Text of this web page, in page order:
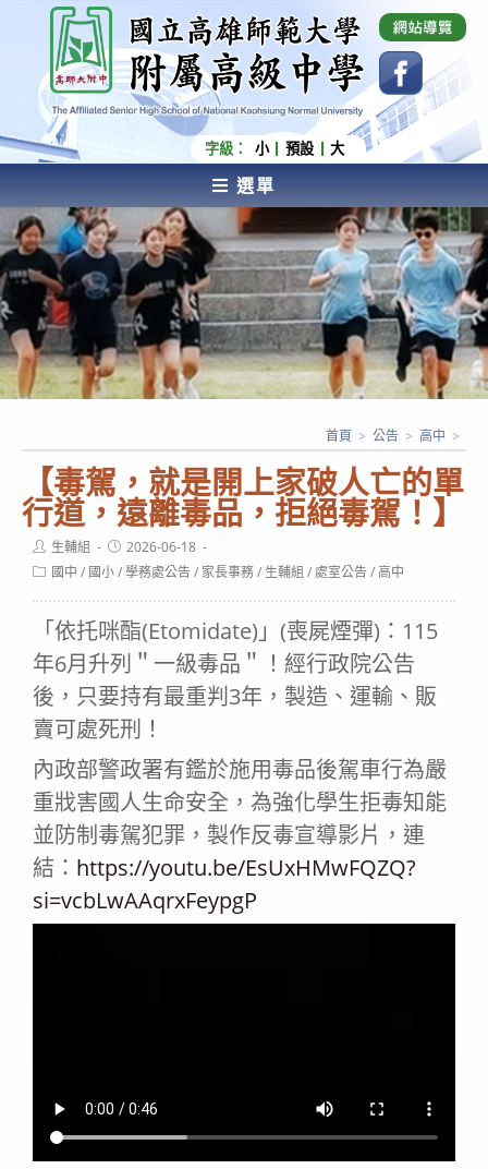
內
容
國立高雄師範大學附屬高級中學 Affiliated Senior
High School of National Kaohsiung Normal
University
字級： 小 預設 大
選單
AFFILIATED SENIOR HIGH SCHOOL OF NATIONAL
KAOHSIUNG NORMAL UNIVERSITY
【毒駕，就是開上家破人亡的單
行道，遠離毒品，拒絕毒駕！】
首頁 > 公告 > 高中 >
Post
author:
生輔組
Post
published:
2026-06-18
Post國中 / 國小/學務處公告/ 家長事務/ 生輔組 /處室公告/高中
「依托咪酯(Etomidate)」(喪屍煙彈)：115
年6月升列＂一級毒品＂！經行政院公告
後，只要持有最重判3年，製造、運輸、販
賣可處死刑！
內政部警政署有鑑於施用毒品後駕車行為嚴
重戕害國人生命安全，為強化學生拒毒知能
並防制毒駕犯罪，製作反毒宣導影片，連
結： https://youtu.be/EsUxHMwFQZQ?
si=vcbLwAAqrxFeypgP